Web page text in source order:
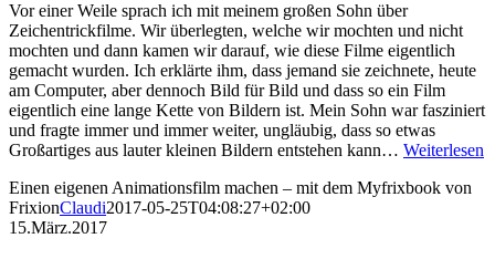
Vor einer Weile sprach ich mit meinem großen Sohn über
Zeichentrickfilme. Wir überlegten, welche wir mochten und nicht
mochten und dann kamen wir darauf, wie diese Filme eigentlich
gemacht wurden. Ich erklärte ihm, dass jemand sie zeichnete, heute
am Computer, aber dennoch Bild für Bild und dass so ein Film
eigentlich eine lange Kette von Bildern ist. Mein Sohn war fasziniert
und fragte immer und immer weiter, ungläubig, dass so etwas
Großartiges aus lauter kleinen Bildern entstehen kann… Weiterlesen
Einen eigenen Animationsfilm machen – mit dem Myfrixbook von
FrixionClaudi2017-05-25T04:08:27+02:00
15.März.2017